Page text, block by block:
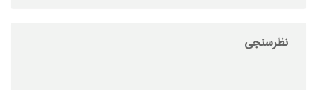
نظرسنجی